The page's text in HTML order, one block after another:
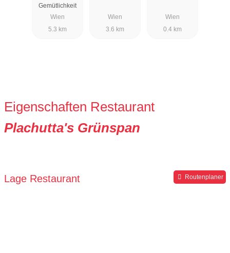
Gemütlichkeit
Wien
5.3 km
Wien
3.6 km
Wien
0.4 km
Eigenschaften Restaurant
Plachutta's Grünspan
Lage Restaurant Routenplaner